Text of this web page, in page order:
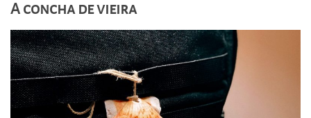
A concha de vieira